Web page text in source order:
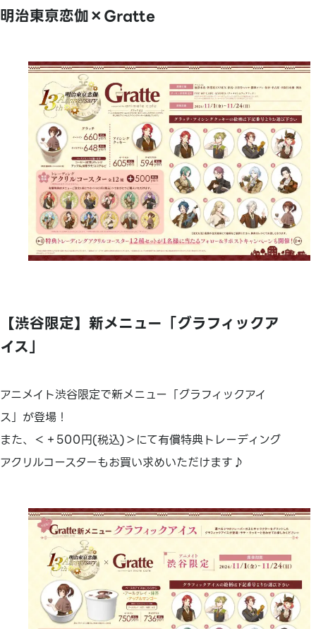
明治東亰恋伽×Gratte
【渋谷限定】新メニュー「グラフィックア
イス」
アニメイト渋谷限定で新メニュー「グラフィックアイ
ス」が登場！
また、＜＋500円(税込)＞にて有償特典トレーディング
アクリルコースターもお買い求めいただけます♪